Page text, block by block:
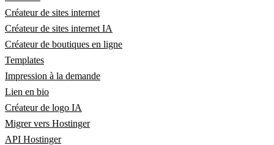
Créateur de sites internet
Créateur de sites internet IA
Créateur de boutiques en ligne
Templates
Impression à la demande
Lien en bio
Créateur de logo IA
Migrer vers Hostinger
API Hostinger